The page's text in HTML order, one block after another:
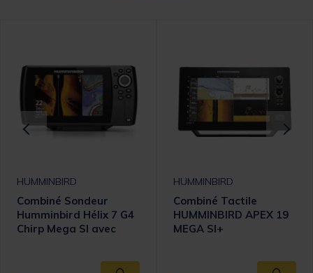
HUMMINBIRD
Combiné Sondeur
Humminbird Hélix 7 G4
Chirp Mega SI avec
HUMMINBIRD
Combiné Tactile
HUMMINBIRD APEX 19
MEGA SI+